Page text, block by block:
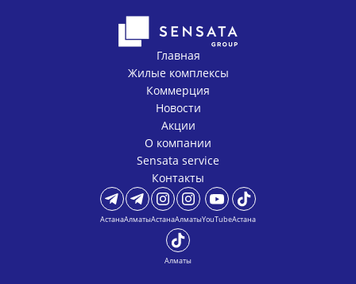
Главная
Жилые комплексы
Коммерция
Новости
Акции
О компании
Sensata service
Контакты
АстанаАлматыАстанаАлматыYouTubeАстана
Алматы